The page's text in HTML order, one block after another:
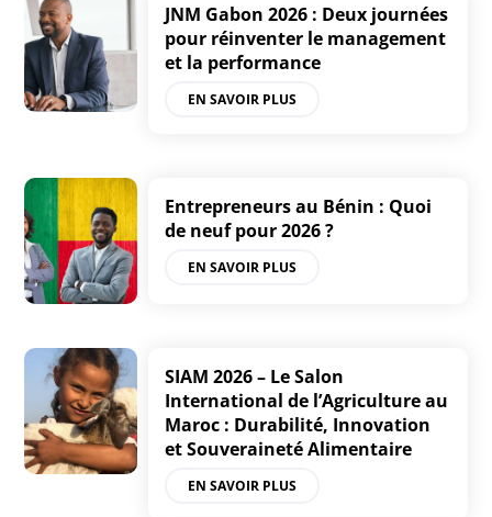
JNM Gabon 2026 : Deux journées
pour réinventer le management
et la performance
EN SAVOIR PLUS
Entrepreneurs au Bénin : Quoi
de neuf pour 2026 ?
EN SAVOIR PLUS
SIAM 2026 – Le Salon
International de l’Agriculture au
Maroc : Durabilité, Innovation
et Souveraineté Alimentaire
EN SAVOIR PLUS